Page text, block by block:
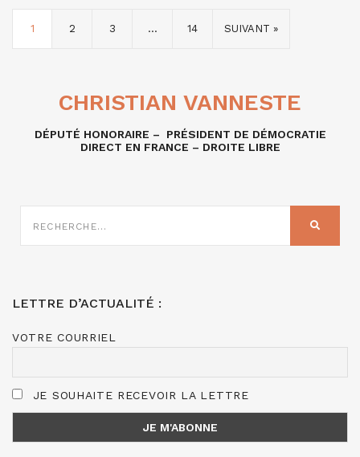
1 2 3 … 14 SUIVANT »
CHRISTIAN VANNESTE
DÉPUTÉ HONORAIRE – PRÉSIDENT DE DÉMOCRATIE
DIRECT EN FRANCE – DROITE LIBRE
SUR
LETTRE D’ACTUALITÉ :
VOTRE COURRIEL
JE SOUHAITE RECEVOIR LA LETTRE